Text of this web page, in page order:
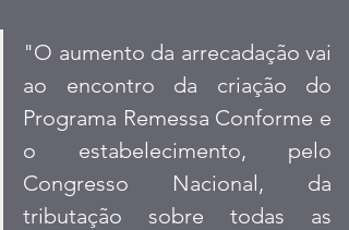
"O aumento da arrecadação vai
ao encontro da criação do
Programa Remessa Conforme e
o estabelecimento, pelo
Congresso Nacional, da
tributação sobre todas as